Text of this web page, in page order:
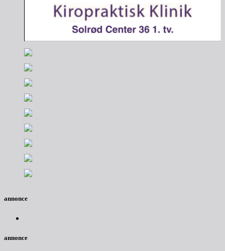
annonce
annonce